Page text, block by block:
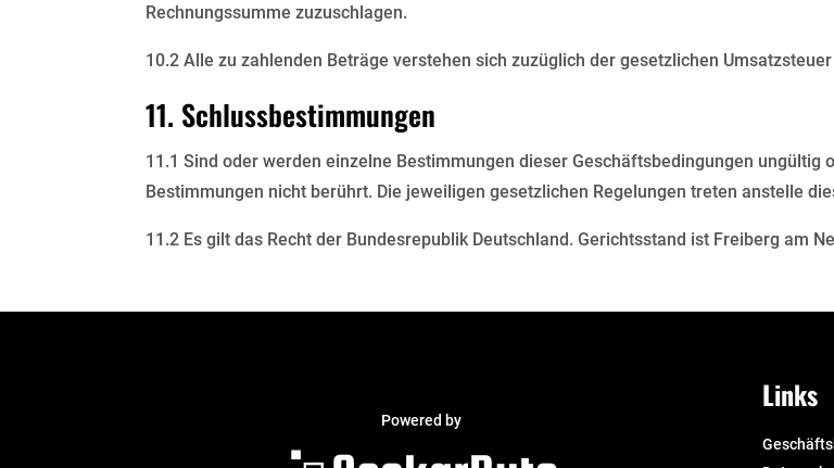
Rechnungssumme zuzuschlagen.
10.2 Alle zu zahlenden Beträge verstehen sich zuzüglich der gesetzlichen
11. Schlussbestimmungen
11.1 Sind oder werden einzelne Bestimmungen dieser Geschäftsbedingungen
Bestimmungen nicht berührt. Die jeweiligen gesetzlichen Regelungen treten anstelle
11.2 Es gilt das Recht der Bundesrepublik Deutschland. Gerichtsstand ist Freiberg am
Powered by
Links